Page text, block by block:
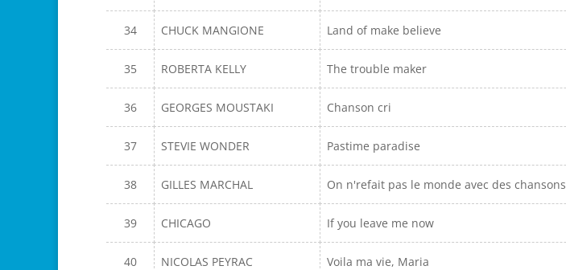
34 CHUCK MANGIONE Land of make believe
35 ROBERTA KELLY The trouble maker
36 GEORGES MOUSTAKI Chanson cri
37 STEVIE WONDER Pastime paradise
38 GILLES MARCHAL On n'refait pas le monde avec des chansons
39 CHICAGO If you leave me now
40 NICOLAS PEYRAC Voila ma vie, Maria